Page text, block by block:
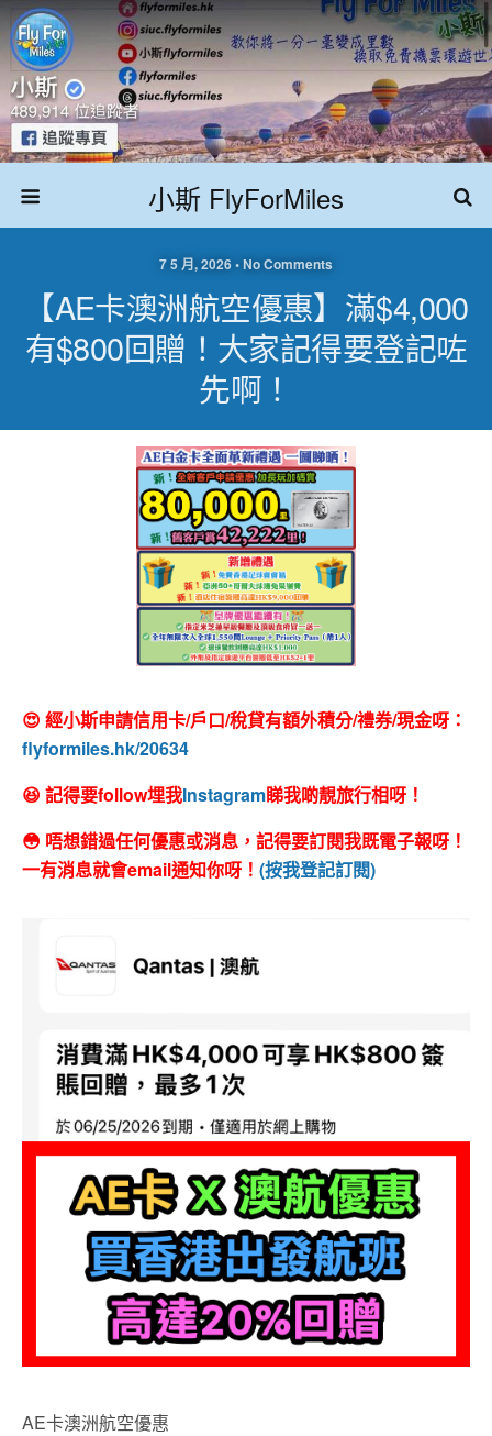
小斯 FlyForMiles
7 5 月, 2026 • No Comments
【AE卡澳洲航空優惠】滿$4,000
有$800回贈！大家記得要登記咗
先啊！
😍 經小斯申請信用卡/戶口/稅貸有額外積分/禮券/現金呀：
flyformiles.hk/20634
😆 記得要follow埋我Instagram睇我啲靚旅行相呀！
😳 唔想錯過任何優惠或消息，記得要訂閱我既電子報呀！
一有消息就會email通知你呀！ (按我登記訂閱)
AE卡澳洲航空優惠